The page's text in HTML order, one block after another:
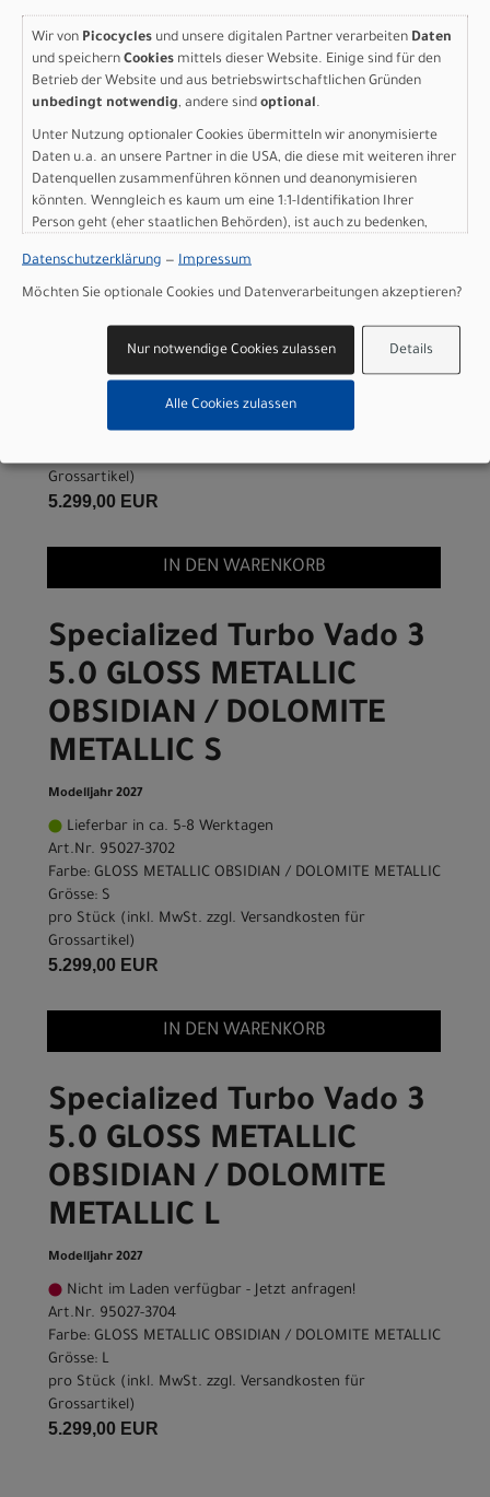
Varianten
Specialized Turbo Vado 3
5.0 GLOSS METALLIC
OBSIDIAN / DOLOMITE
METALLIC M
Modelljahr 2027
Art.Nr. 95027-3703
Farbe: GLOSS METALLIC OBSIDIAN / DOLOMITE METALLIC
Grösse: M
Grossartikel)
5.299,00 EUR
IN DEN WARENKORB
Specialized Turbo Vado 3
5.0 GLOSS METALLIC
OBSIDIAN / DOLOMITE
METALLIC S
Modelljahr 2027
Lieferbar in ca. 5-8 Werktagen
Art.Nr. 95027-3702
Farbe: GLOSS METALLIC OBSIDIAN / DOLOMITE METALLIC
Grösse: S
pro Stück (inkl. MwSt. zzgl. Versandkosten für
Grossartikel)
5.299,00 EUR
IN DEN WARENKORB
Specialized Turbo Vado 3
5.0 GLOSS METALLIC
OBSIDIAN / DOLOMITE
METALLIC L
Modelljahr 2027
Nicht im Laden verfügbar - Jetzt anfragen!
Art.Nr. 95027-3704
Farbe: GLOSS METALLIC OBSIDIAN / DOLOMITE METALLIC
Grösse: L
pro Stück (inkl. MwSt. zzgl. Versandkosten für
Grossartikel)
5.299,00 EUR
Wir von Picocycles und unsere digitalen Partner verarbeiten Daten
und speichern Cookies mittels dieser Website. Einige sind für den
Betrieb der Website und aus betriebswirtschaftlichen Gründen
unbedingt notwendig, andere sind optional.
Unter Nutzung optionaler Cookies übermitteln wir anonymisierte
Daten u.a. an unsere Partner in die USA, die diese mit weiteren ihrer
Datenquellen zusammenführen können und deanonymisieren
könnten. Wenngleich es kaum um eine 1:1-Identifikation Ihrer
Person geht (eher staatlichen Behörden), ist auch zu bedenken,
sind wie bei uns in der Europäischen Union.
Datenschutzerklärung — Impressum
Möchten Sie optionale Cookies und Datenverarbeitungen akzeptieren?
Details
Nur notwendige Cookies zulassen
Alle Cookies zulassen